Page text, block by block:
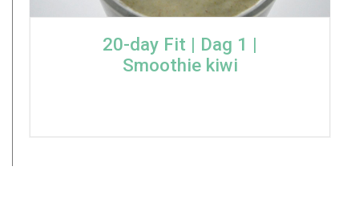
20-day Fit | Dag 1 |
Smoothie kiwi